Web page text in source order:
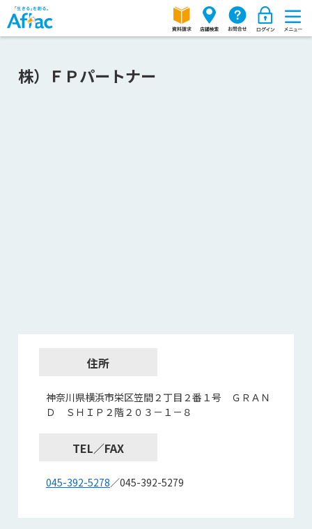
株）ＦＰパートナー
住所
神奈川県横浜市栄区笠間２丁目２番１号 ＧＲＡＮ
Ｄ ＳＨＩＰ２階２０３－１－８
TEL／FAX
045-392-5278／045-392-5279